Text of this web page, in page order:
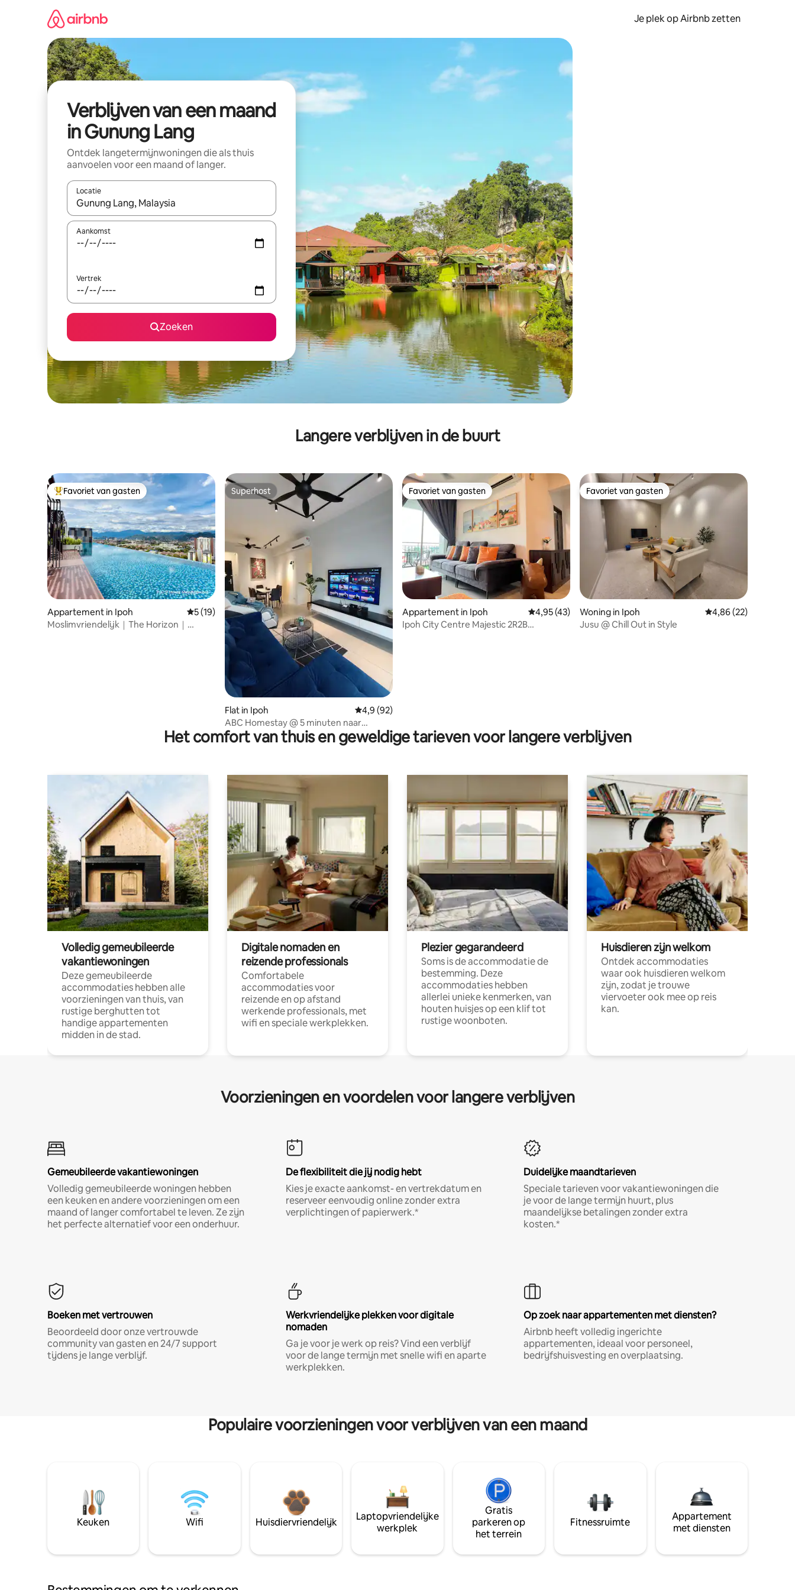
Je plek op Airbnb zetten
Verblijven van een maand
in Gunung Lang
Ontdek langetermijnwoningen die als thuis
aanvoelen voor een maand of langer.
Locatie
Wanneer er resultaten beschikbaar zijn, maak je een keuze met je de pijltjestoetsen omhoog en omlaag, óf door te tikken of swipen.
Aankomst
Vertrek
Zoeken
Langere verblijven in de buurt
Topfavoriet van gasten
Favoriet van gasten
Appartement in Ipoh Gemiddelde beoordeling van 5 op 5, 19 recensies
5 (19)
Moslimvriendelijk｜The Horizon｜
Superhost
Superhost
Flat in Ipoh Gemiddelde beoordeling van 4,9 op 5, 92 recensies
4,9 (92)
ABC Homestay @ 5 minuten naar
Sunway Lost World ipoh
Favoriet van gasten
Favoriet van gasten
Appartement in Ipoh Gemiddelde beoordeling van 4,95 op 5, 43 recensies
4,95 (43)
Ipoh City Centre Majestic 2R2B
Favoriet van gasten
Favoriet van gasten
Woning in Ipoh Gemiddelde
4,86 (22)
Jusu @ Chill Out in Style
Het comfort van thuis en geweldige tarieven voor langere verblijven
Volledig gemeubileerde
vakantiewoningen
Deze gemeubileerde
accommodaties hebben alle
voorzieningen van thuis, van
rustige berghutten tot
handige appartementen
midden in de stad.
Digitale nomaden en
reizende professionals
Comfortabele
accommodaties voor
reizende en op afstand
werkende professionals, met
wifi en speciale werkplekken.
Plezier gegarandeerd
Soms is de accommodatie de
bestemming. Deze
accommodaties hebben
allerlei unieke kenmerken, van
houten huisjes op een klif tot
rustige woonboten.
Huisdieren zijn welkom
Ontdek accommodaties
waar ook huisdieren welkom
zijn, zodat je trouwe
viervoeter ook mee op reis
kan.
Voorzieningen en voordelen voor langere verblijven
Gemeubileerde vakantiewoningen
Volledig gemeubileerde woningen hebben
een keuken en andere voorzieningen om een
maand of langer comfortabel te leven. Ze zijn
het perfecte alternatief voor een onderhuur.
De flexibiliteit die jij nodig hebt
Kies je exacte aankomst- en vertrekdatum en
reserveer eenvoudig online zonder extra
verplichtingen of papierwerk.*
Duidelijke maandtarieven
Speciale tarieven voor vakantiewoningen die
je voor de lange termijn huurt, plus
maandelijkse betalingen zonder extra
kosten.*
Boeken met vertrouwen
Beoordeeld door onze vertrouwde
community van gasten en 24/7 support
tijdens je lange verblijf.
Werkvriendelijke plekken voor digitale
nomaden
Ga je voor je werk op reis? Vind een verblijf
voor de lange termijn met snelle wifi en aparte
werkplekken.
Op zoek naar appartementen met diensten?
Airbnb heeft volledig ingerichte
appartementen, ideaal voor personeel,
bedrijfshuisvesting en overplaatsing.
Populaire voorzieningen voor verblijven van een maand
Keuken Wifi Huisdiervriendelijk
Laptopvriendelijke
werkplek
Gratis
parkeren op
het terrein
Fitnessruimte
Appartement
met diensten